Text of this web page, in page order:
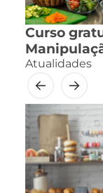
Curso
Atualidades